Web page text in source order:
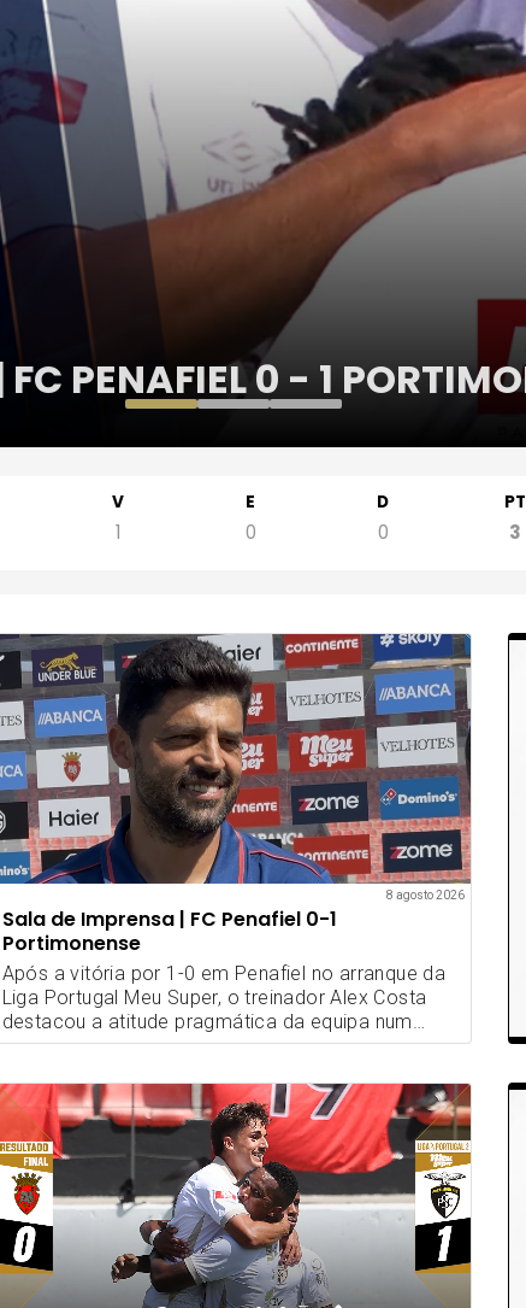
V E D PT
1 0 0 3
8 agosto 2026
Sala de Imprensa | FC Penafiel 0-1
Portimonense
Após a vitória por 1-0 em Penafiel no arranque da
Liga Portugal Meu Super, o treinador Alex Costa
destacou a atitude pragmática da equipa num
terreno difícil.